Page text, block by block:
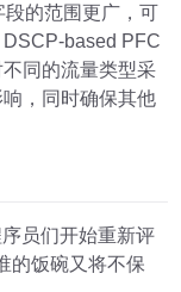
的范围更广，可
based PFC
同的流量类型采
，同时确保其他
员们开始重新评
的饭碗又将不保